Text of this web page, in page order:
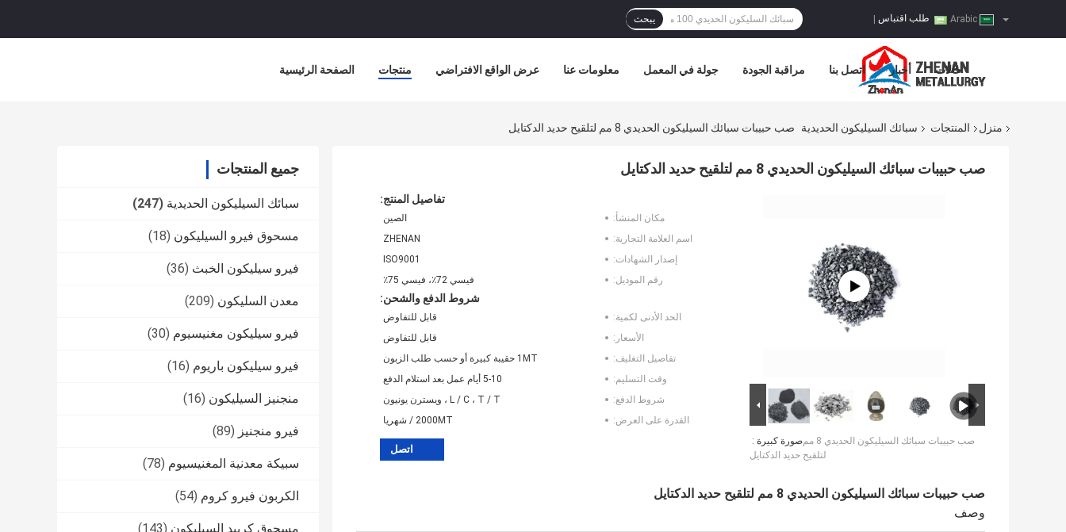
طلب اقتباس يبحث
الصفحة الرئيسية منتجات عرض الواقع الافتراضي معلومات عنا جولة في المعمل مراقبة الجودة اتصل بنا أخبار حالات
منزل المنتجات سبائك السيليكون الحديدية صب حبيبات سبائك السيليكون الحديدي 8 مم لتلقيح حديد الدكتايل
جميع المنتجات
سبائك السيليكون الحديدية (247)
مسحوق فيرو السيليكون (18)
فيرو سيليكون الخبث (36)
معدن السليكون (209)
فيرو سيليكون مغنيسيوم (30)
فيرو سيليكون باريوم (16)
منجنيز السيليكون (16)
فيرو منجنيز (89)
سبيكة معدنية المغنيسيوم (78)
الكربون فيرو كروم (54)
مسحوق كربيد السيليكون (143)
صب حبيبات سبائك السيليكون الحديدي 8 مم لتلقيح حديد الدكتايل
صورة كبيرة :صب حبيبات سبائك السيليكون الحديدي 8 مم
لتلقيح حديد الدكتايل
تفاصيل المنتج:
مكان المنشأ:
الصين
اسم العلامة التجارية:
ZHENAN
إصدار الشهادات:
ISO9001
رقم الموديل:
فيسي 72٪، فيسي 75٪
شروط الدفع والشحن:
الحد الأدنى لكمية:
قابل للتفاوض
الأسعار:
قابل للتفاوض
تفاصيل التغليف:
1MT حقيبة كبيرة أو حسب طلب الزبون
وقت التسليم:
5-10 أيام عمل بعد استلام الدفع
شروط الدفع:
L / C ، T / T ، ويسترن يونيون
القدرة على العرض:
2000MT / شهريا
اتصل
صب حبيبات سبائك السيليكون الحديدي 8 مم لتلقيح حديد الدكتايل
وصف